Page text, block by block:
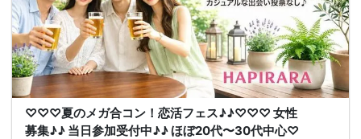
♡♡♡夏のメガ合コン！恋活フェス♪♪♡♡♡ 女性
募集♪♪ 当日参加受付中♪♪ ほぼ20代〜30代中心♡